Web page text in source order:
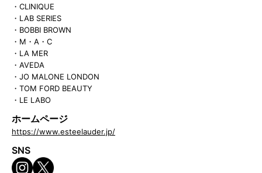
・CLINIQUE
・LAB SERIES
・BOBBI BROWN
・M・A・C
・LA MER
・AVEDA
・JO MALONE LONDON
・TOM FORD BEAUTY
・LE LABO
ホームページ
https://www.esteelauder.jp/
SNS